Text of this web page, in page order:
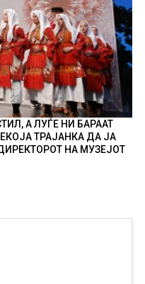
А ЛУЃЕ НИ БАРААТ
ТРАЈАНКА ДА ЈА
НА МУЗЕЈОТ